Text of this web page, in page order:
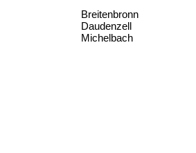
Breitenbronn
Daudenzell
Michelbach